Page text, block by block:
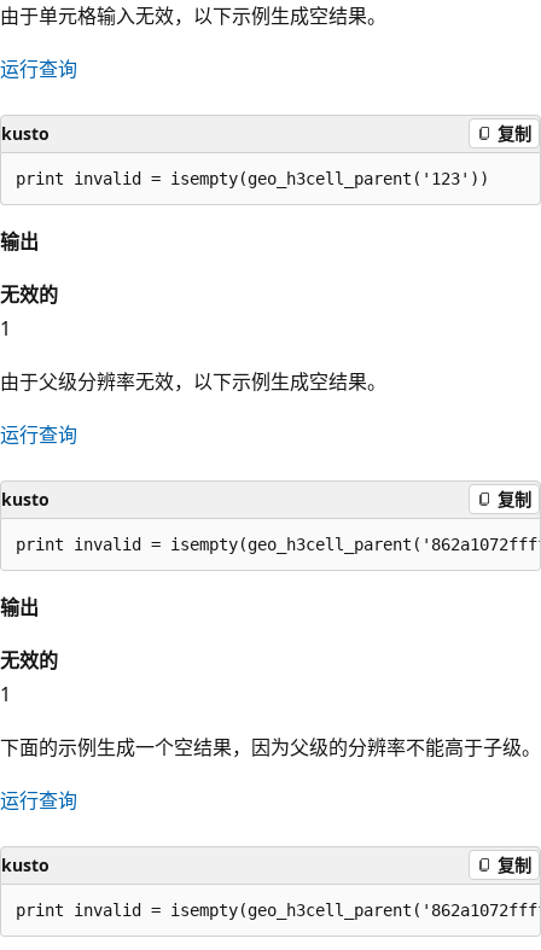
由于单元格输入无效，以下示例生成空结果。
运行查询
kusto 复制
输出
无效的
1
由于父级分辨率无效，以下示例生成空结果。
运行查询
kusto 复制
输出
无效的
1
下面的示例生成一个空结果，因为父级的分辨率不能高于子级。
运行查询
kusto 复制